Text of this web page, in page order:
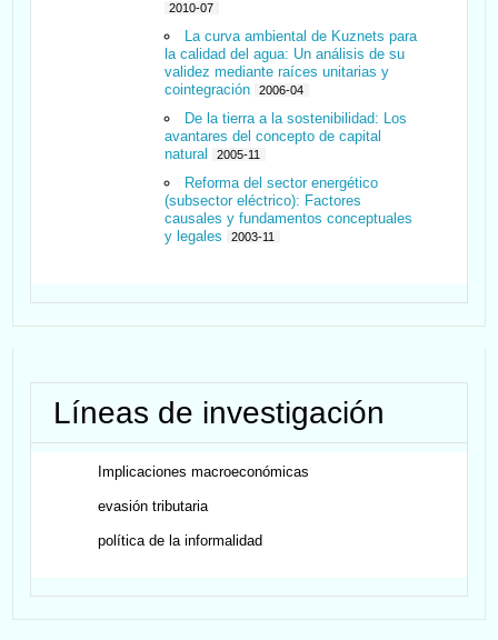
2010-07
La curva ambiental de Kuznets para
la calidad del agua: Un análisis de su
validez mediante raíces unitarias y
cointegración
2006-04
De la tierra a la sostenibilidad: Los
avantares del concepto de capital
natural
2005-11
Reforma del sector energético
(subsector eléctrico): Factores
causales y fundamentos conceptuales
y legales
2003-11
Líneas de investigación
Implicaciones macroeconómicas
evasión tributaria
política de la informalidad